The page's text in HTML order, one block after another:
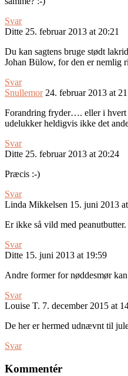
Svar
Ditte 25. februar 2013 at 20:21
Du kan sagtens bruge stødt
Johan Bülow, for den er nemlig
Svar
Snullemor 24. februar 2013 at
Forandring fryder…. eller i hvert
udelukker heldigvis ikke det
Svar
Ditte 25. februar 2013 at 20:24
Præcis :-)
Svar
Linda Mikkelsen 15. juni 2013
Er ikke så vild med
Svar
Ditte 15. juni 2013 at 19:59
Andre former for nøddesmør
Svar
Louise T. 7. december 2015 at
De her er hermed udnævnt til
Svar
Kommentér